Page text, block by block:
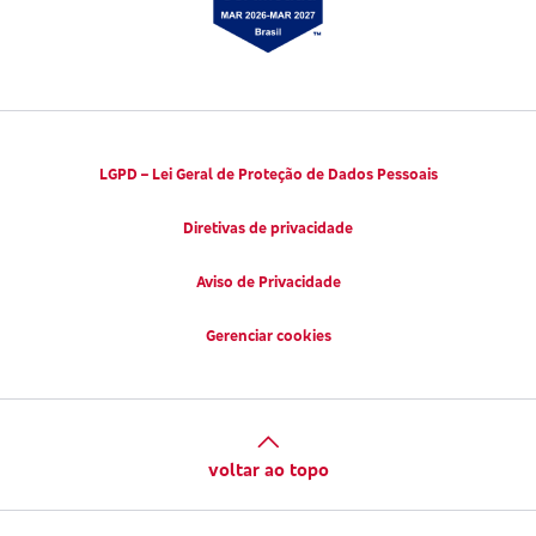
LGPD – Lei Geral de Proteção de Dados Pessoais
Diretivas de privacidade
Aviso de Privacidade
Gerenciar cookies
voltar ao topo